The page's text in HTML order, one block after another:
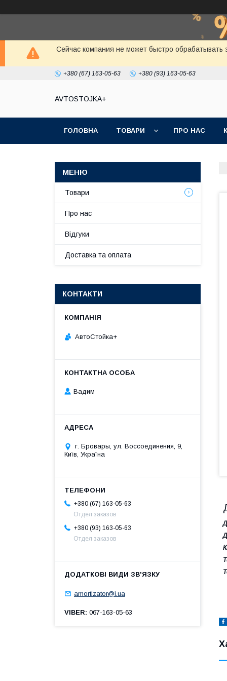
Сейчас компания не может быстро
+380 (67) 163-05-63 +380 (93) 163-05-63
AVTOSTOJKA+
ГОЛОВНА ТОВАРИ ПРО НАС
Товари
Про нас
Відгуки
Доставка та оплата
КОНТАКТИ
АвтоСтойка+
Вадим
г. Бровары, ул. Воссоединения, 9,
Київ, Україна
+380 (67) 163-05-63
Отдел заказов
+380 (93) 163-05-63
Отдел заказов
amortizator@i.ua
VIBER 067-163-05-63